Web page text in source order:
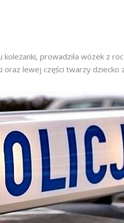
prowadziła wózek z
oraz lewej części twarzy dziecko